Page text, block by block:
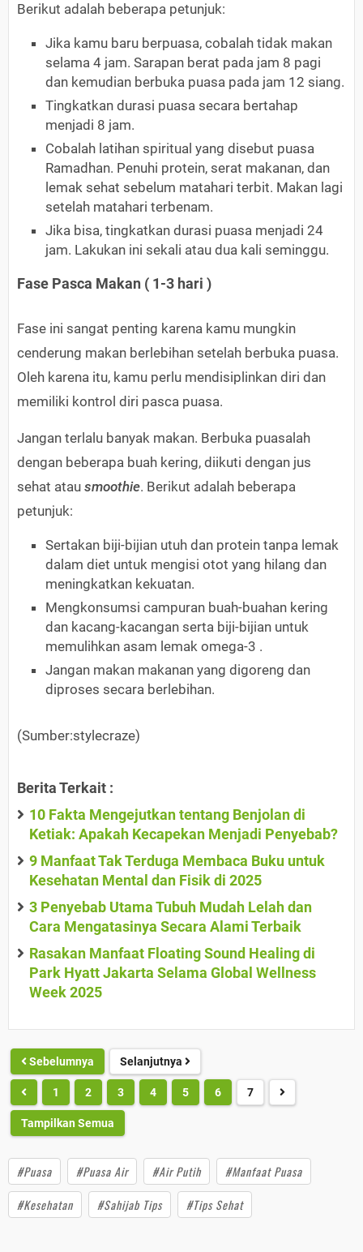
Berikut adalah beberapa petunjuk:
Jika kamu baru berpuasa, cobalah tidak makan
selama 4 jam. Sarapan berat pada jam 8 pagi
dan kemudian berbuka puasa pada jam 12 siang.
Tingkatkan durasi puasa secara bertahap
menjadi 8 jam.
Cobalah latihan spiritual yang disebut puasa
Ramadhan. Penuhi protein, serat makanan, dan
lemak sehat sebelum matahari terbit. Makan lagi
setelah matahari terbenam.
Jika bisa, tingkatkan durasi puasa menjadi 24
jam. Lakukan ini sekali atau dua kali seminggu.
Fase Pasca Makan ( 1-3 hari )
Fase ini sangat penting karena kamu mungkin
cenderung makan berlebihan setelah berbuka puasa.
Oleh karena itu, kamu perlu mendisiplinkan diri dan
memiliki kontrol diri pasca puasa.
Jangan terlalu banyak makan. Berbuka puasalah
dengan beberapa buah kering, diikuti dengan jus
sehat atau smoothie. Berikut adalah beberapa
petunjuk:
Sertakan biji-bijian utuh dan protein tanpa lemak
dalam diet untuk mengisi otot yang hilang dan
meningkatkan kekuatan.
Mengkonsumsi campuran buah-buahan kering
dan kacang-kacangan serta biji-bijian untuk
memulihkan asam lemak omega-3 .
Jangan makan makanan yang digoreng dan
diproses secara berlebihan.
(Sumber:stylecraze)
Berita Terkait :
10 Fakta Mengejutkan tentang Benjolan di
Ketiak: Apakah Kecapekan Menjadi Penyebab?
9 Manfaat Tak Terduga Membaca Buku untuk
Kesehatan Mental dan Fisik di 2025
3 Penyebab Utama Tubuh Mudah Lelah dan
Cara Mengatasinya Secara Alami Terbaik
Rasakan Manfaat Floating Sound Healing di
Park Hyatt Jakarta Selama Global Wellness
Week 2025
Sebelumnya Selanjutnya
1 2 3 4 5 6 7
Tampilkan Semua
#Puasa #Puasa Air #Air Putih
#Manfaat Puasa
#Kesehatan
#Sahijab Tips #Tips Sehat